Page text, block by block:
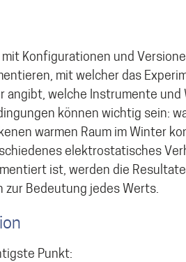
Konfigurationen und
mit welcher das
angibt, welche Instrumente
können wichtig sein:
warmen Raum im Winter
elektrostatisches
ist, werden die
Bedeutung jedes Werts.
Punkt: